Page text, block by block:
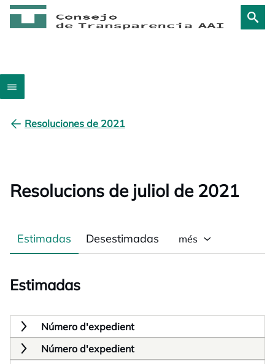
Resoluciones de 2021
Resolucions de juliol de 2021
Estimadas Desestimadas més
Estimadas
Número d'expedient
Número d'expedient